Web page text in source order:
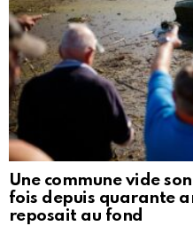
Une commune vide
fois depuis quarante
reposait au fond